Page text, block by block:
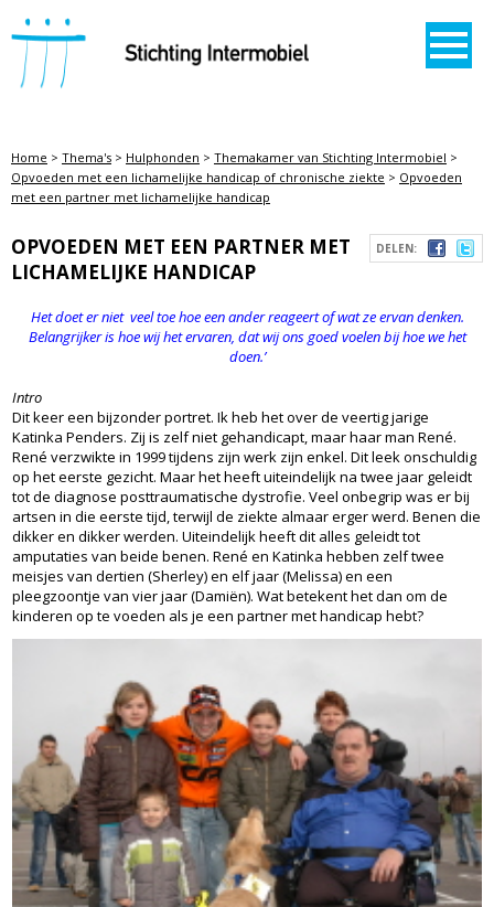
STICHTING INTERMOBIEL
Home > Thema's > Hulphonden > Themakamer van Stichting Intermobiel >
Opvoeden met een lichamelijke handicap of chronische ziekte > Opvoeden
met een partner met lichamelijke handicap
DELEN:
OPVOEDEN MET EEN PARTNER MET
LICHAMELIJKE HANDICAP
Het doet er niet veel toe hoe een ander reageert of wat ze ervan denken.
Belangrijker is hoe wij het ervaren, dat wij ons goed voelen bij hoe we het
doen.’
Intro
Dit keer een bijzonder portret. Ik heb het over de veertig jarige
Katinka Penders. Zij is zelf niet gehandicapt, maar haar man René.
René verzwikte in 1999 tijdens zijn werk zijn enkel. Dit leek onschuldig
op het eerste gezicht. Maar het heeft uiteindelijk na twee jaar geleidt
tot de diagnose posttraumatische dystrofie. Veel onbegrip was er bij
artsen in die eerste tijd, terwijl de ziekte almaar erger werd. Benen die
dikker en dikker werden. Uiteindelijk heeft dit alles geleidt tot
amputaties van beide benen. René en Katinka hebben zelf twee
meisjes van dertien (Sherley) en elf jaar (Melissa) en een
pleegzoontje van vier jaar (Damiën). Wat betekent het dan om de
kinderen op te voeden als je een partner met handicap hebt?